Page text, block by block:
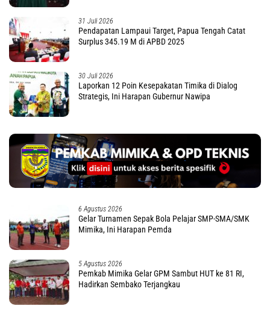
31 Juli 2026
Pendapatan Lampaui Target, Papua Tengah Catat
Surplus 345.19 M di APBD 2025
30 Juli 2026
Laporkan 12 Poin Kesepakatan Timika di Dialog
Strategis, Ini Harapan Gubernur Nawipa
6 Agustus 2026
Gelar Turnamen Sepak Bola Pelajar SMP-SMA/SMK
Mimika, Ini Harapan Pemda
5 Agustus 2026
Pemkab Mimika Gelar GPM Sambut HUT ke 81 RI,
Hadirkan Sembako Terjangkau